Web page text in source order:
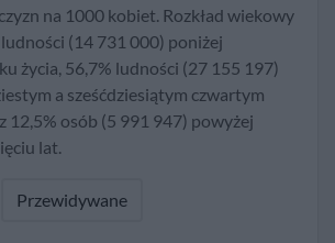
na 1000 kobiet. Rozkład wiekowy
(14 731 000) poniżej
życia, 56,7% ludności (27 155 197)
a sześćdziesiątym czwartym
12,5% osób (5 991 947) powyżej
lat.
Przewidywane